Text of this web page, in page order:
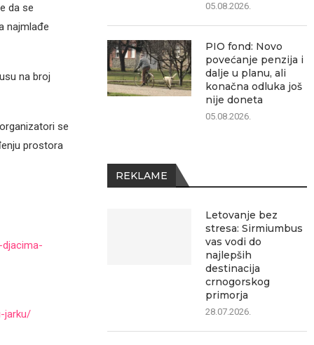
da se
najmlađe
na broj
se
prostora
jarku/
05.08.2026.
PIO fond: Novo
povećanje penzija i
dalje u planu, ali
konačna odluka još
nije doneta
05.08.2026.
REKLAME
Letovanje bez
stresa: Sirmiumbus
vas vodi do
najlepših
destinacija
crnogorskog
primorja
28.07.2026.